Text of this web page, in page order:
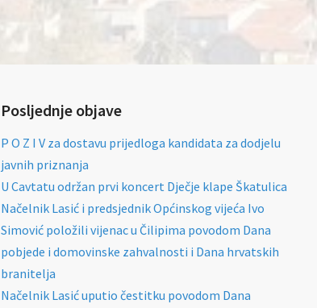
Posljednje objave
P O Z I V za dostavu prijedloga kandidata za dodjelu
javnih priznanja
U Cavtatu održan prvi koncert Dječje klape Škatulica
Načelnik Lasić i predsjednik Općinskog vijeća Ivo
Simović položili vijenac u Čilipima povodom Dana
pobjede i domovinske zahvalnosti i Dana hrvatskih
branitelja
Načelnik Lasić uputio čestitku povodom Dana